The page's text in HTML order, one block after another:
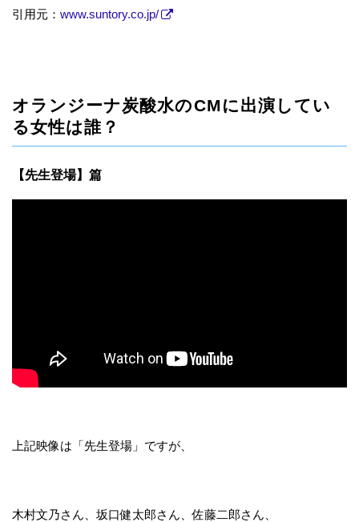
引用元： www.suntory.co.jp/
オランジーナ炭酸水のCMに出演してい
る女性は誰？
【先生登場】篇
上記映像は「先生登場」ですが、
木村文乃さん、坂口健太郎さん、佐藤二郎さん、